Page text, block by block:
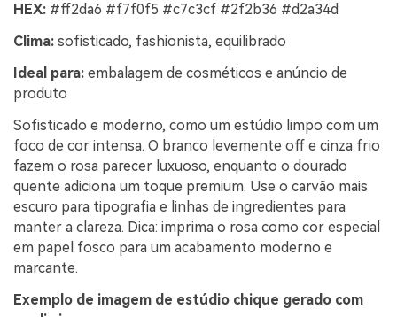
HEX: #ff2da6 #f7f0f5 #c7c3cf #2f2b36 #d2a34d
Clima: sofisticado, fashionista, equilibrado
Ideal para: embalagem de cosméticos e anúncio de
produto
Sofisticado e moderno, como um estúdio limpo com um
foco de cor intensa. O branco levemente off e cinza frio
fazem o rosa parecer luxuoso, enquanto o dourado
quente adiciona um toque premium. Use o carvão mais
escuro para tipografia e linhas de ingredientes para
manter a clareza. Dica: imprima o rosa como cor especial
em papel fosco para um acabamento moderno e
marcante.
Exemplo de imagem de estúdio chique gerado com